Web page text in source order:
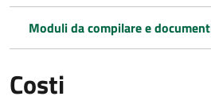
Moduli da compilare e
Costi